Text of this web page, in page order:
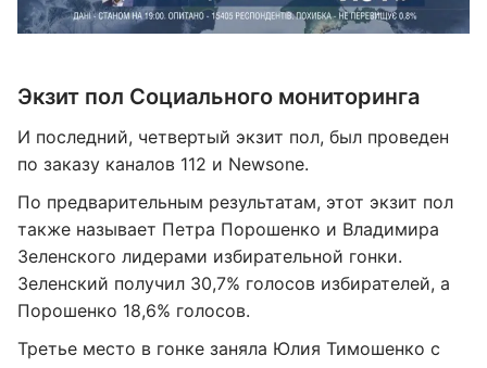
Экзит пол Социального мониторинга
И последний, четвертый экзит пол, был проведен
по заказу каналов 112 и Newsone.
По предварительным результатам, этот экзит пол
также называет Петра Порошенко и Владимира
Зеленского лидерами избирательной гонки.
Зеленский получил 30,7% голосов избирателей, а
Порошенко 18,6% голосов.
Третье место в гонке заняла Юлия Тимошенко с